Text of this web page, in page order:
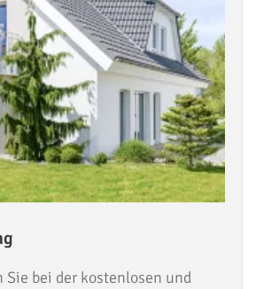
bei der kostenlosen und